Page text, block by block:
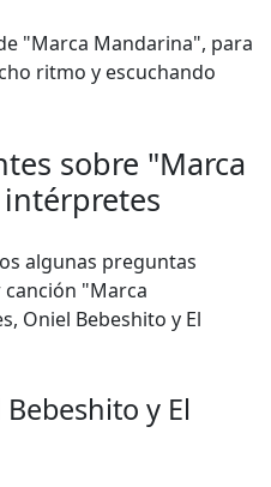
"Marca Mandarina", para
ritmo y escuchando
sobre "Marca
algunas preguntas
"Marca
Oniel Bebeshito y El
y El